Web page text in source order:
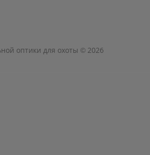
оптики для охоты © 2026